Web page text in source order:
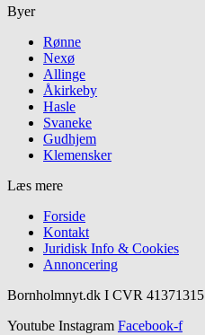
Byer
Rønne
Nexø
Allinge
Åkirkeby
Hasle
Svaneke
Gudhjem
Klemensker
Læs mere
Forside
Kontakt
Juridisk Info & Cookies​
Annoncering
Bornholmnyt.dk I CVR 41371315
Youtube Instagram Facebook-f